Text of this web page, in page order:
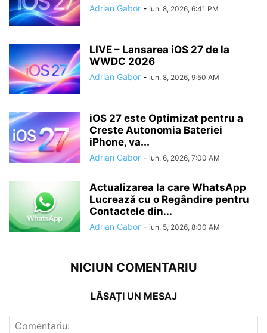
Adrian Gabor - iun. 8, 2026, 6:41 PM
LIVE – Lansarea iOS 27 de la
WWDC 2026
Adrian Gabor - iun. 8, 2026, 9:50 AM
iOS 27 este Optimizat pentru a
Creste Autonomia Bateriei
iPhone, va...
Adrian Gabor - iun. 6, 2026, 7:00 AM
Actualizarea la care WhatsApp
Lucrează cu o Regândire pentru
Contactele din...
Adrian Gabor - iun. 5, 2026, 8:00 AM
NICIUN COMENTARIU
LĂSAȚI UN MESAJ